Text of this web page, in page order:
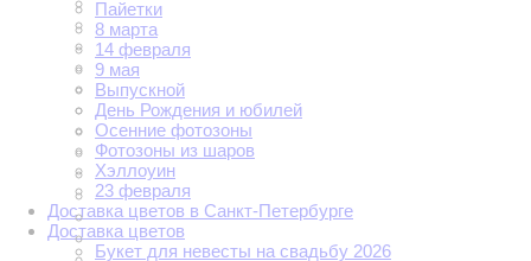
Пайетки
8 марта
14 февраля
9 мая
Выпускной
День Рождения и юбилей
Осенние фотозоны
Фотозоны из шаров
Хэллоуин
23 февраля
Доставка цветов в Санкт-Петербурге
Доставка цветов
Букет для невесты на свадьбу 2026